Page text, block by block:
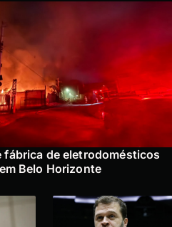
fábrica de eletrodomésticos
Belo Horizonte